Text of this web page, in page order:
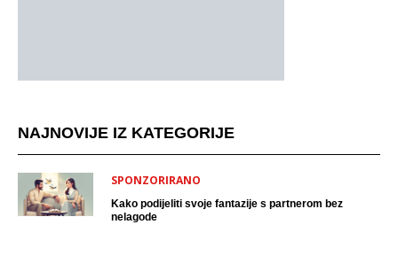
NAJNOVIJE IZ KATEGORIJE
SPONZORIRANO
Kako podijeliti svoje fantazije s partnerom bez
nelagode